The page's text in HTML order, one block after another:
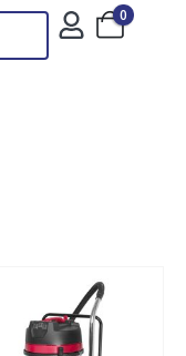
0